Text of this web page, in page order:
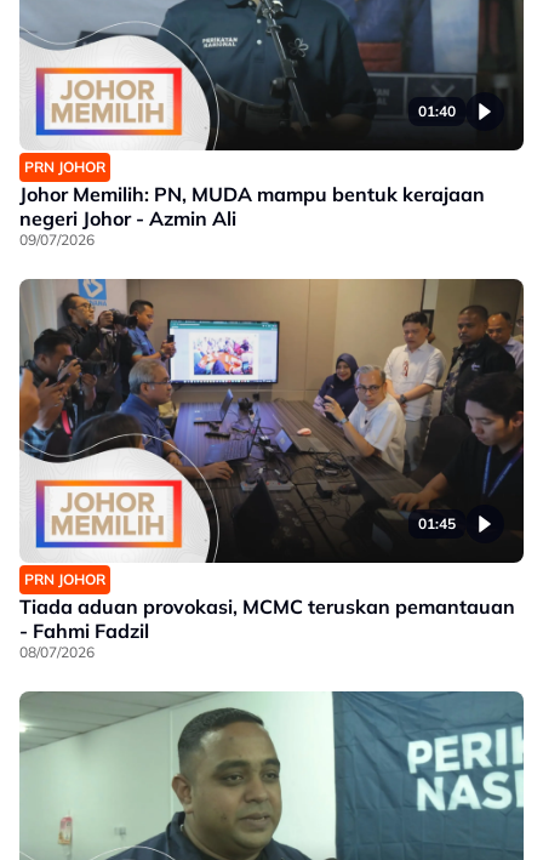
01:40
PRN JOHOR
Johor Memilih: PN, MUDA mampu bentuk kerajaan
negeri Johor - Azmin Ali
09/07/2026
01:45
PRN JOHOR
Tiada aduan provokasi, MCMC teruskan pemantauan
- Fahmi Fadzil
08/07/2026